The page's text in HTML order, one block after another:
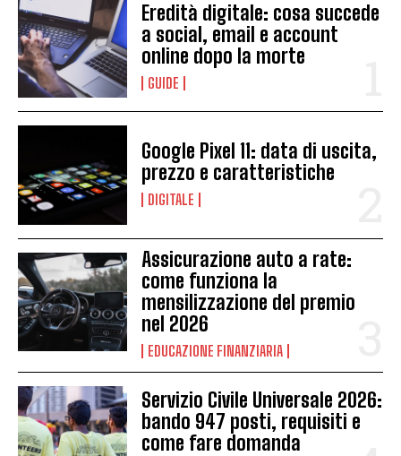
Eredità digitale: cosa succede
a social, email e account
online dopo la morte
GUIDE
Google Pixel 11: data di uscita,
prezzo e caratteristiche
DIGITALE
Assicurazione auto a rate:
come funziona la
mensilizzazione del premio
nel 2026
EDUCAZIONE FINANZIARIA
Servizio Civile Universale 2026:
bando 947 posti, requisiti e
come fare domanda